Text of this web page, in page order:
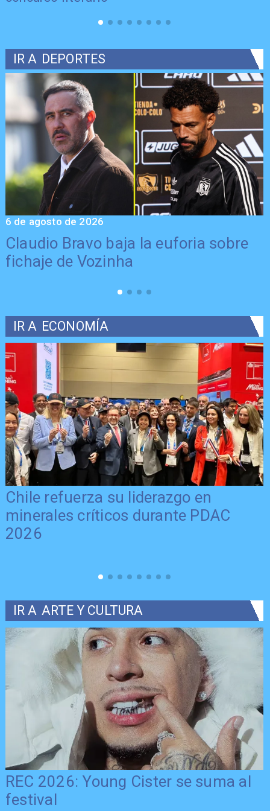
IR A DEPORTES
Claudio Bravo baja la euforia sobre
fichaje de Vozinha
6 de agosto de 2026
IR A ECONOMÍA
Chile refuerza su liderazgo en
minerales críticos durante PDAC
2026
IR A ARTE Y CULTURA
REC 2026: Young Cister se suma al
festival